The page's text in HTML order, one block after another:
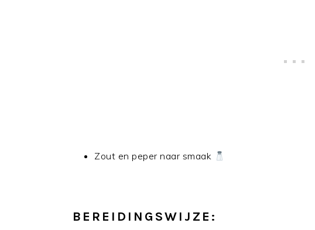
Zout en peper naar smaak
BEREIDINGSWIJZE: